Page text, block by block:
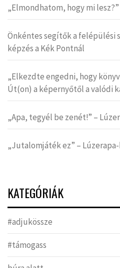
„Elmondhatom, hogy mi
Önkéntes segítők a felépülési
képzés a Kék Pontnál
„Elkezdte engedni, hogy
Út(on) a képernyőtől a valódi
„Apa, tegyél be zenét!” –
„Jutalomjáték ez” –
KATEGÓRIÁK
#adjukössze
#támogass